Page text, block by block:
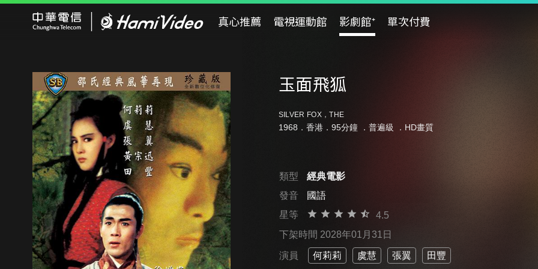
真心推薦 電視運動館 影劇館⁺ 單次付費
玉面飛狐
SILVER FOX，THE
1968．香港．95分鐘 ． 普遍級 ．HD畫質
類型
經典電影
發音
國語
星等
4.5
下架時間 2028年01月31日
演員 何莉莉 虞慧 張翼 田豐